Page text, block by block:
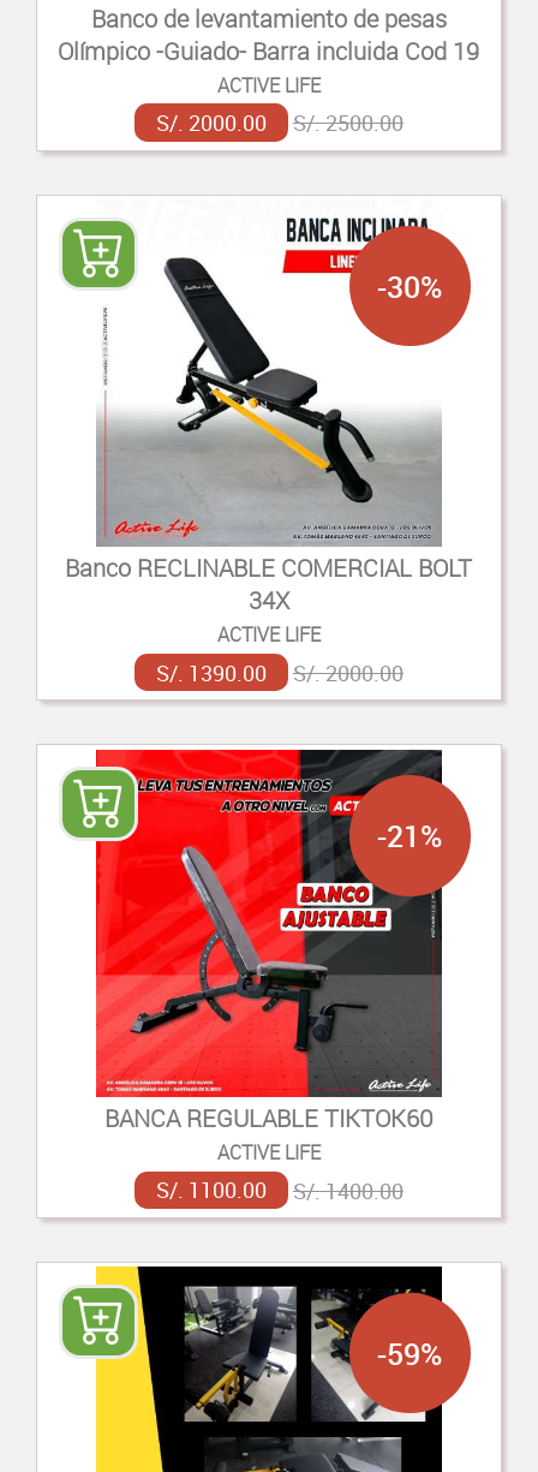
Banco de levantamiento de pesas
Olímpico -Guiado- Barra incluida Cod 19
ACTIVE LIFE
S/. 2000.00 S/. 2500.00
Banco RECLINABLE COMERCIAL BOLT
34X
ACTIVE LIFE
S/. 1390.00 S/. 2000.00
-30%
BANCA REGULABLE TIKTOK60
ACTIVE LIFE
S/. 1100.00 S/. 1400.00
-21%
-59%